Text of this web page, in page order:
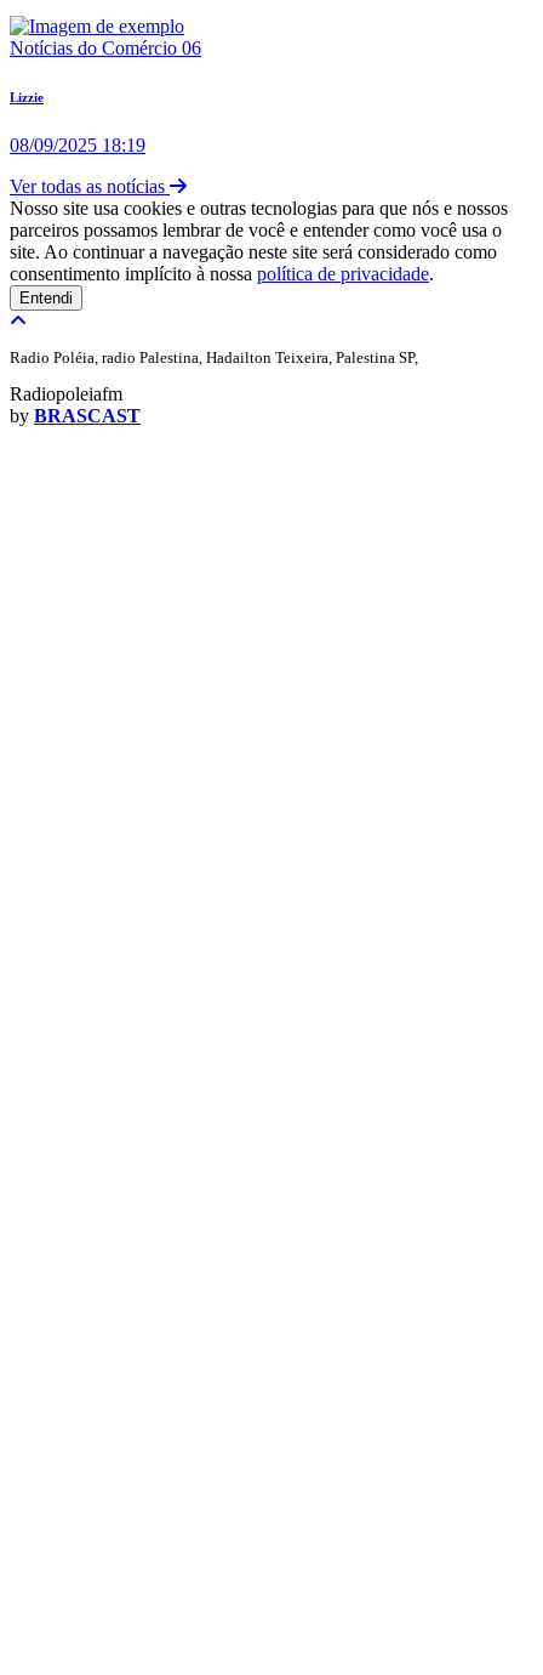
Notícias do Comércio 06
Lizzie
08/09/2025 18:19
Ver todas as notícias
Nosso site usa cookies e outras tecnologias para que nós e nossos
parceiros possamos lembrar de você e entender como você usa o
site. Ao continuar a navegação neste site será considerado como
consentimento implícito à nossa política de privacidade.
Entendi
Radio Poléia, radio Palestina, Hadailton Teixeira, Palestina SP,
Radiopoleiafm
by BRASCAST